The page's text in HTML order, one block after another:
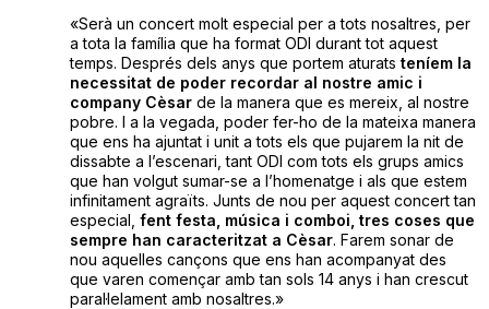
«Serà un concert molt especial per a tots nosaltres, per
a tota la família que ha format ODI durant tot aquest
temps. Després dels anys que portem aturats teníem la
necessitat de poder recordar al nostre amic i
company Cèsarde la manera que es mereix, al nostre
pobre. I a la vegada, poder fer-ho de la mateixa manera
que ens ha ajuntat i unit a tots els que pujarem la nit de
dissabte a l’escenari, tant ODI com tots els grups amics
que han volgut sumar-se a l’homenatge i als que estem
infinitament agraïts. Junts de nou per aquest concert tan
especial, fent festa, música i comboi, tres coses que
sempre han caracteritzat a Cèsar. Farem sonar de
nou aquelles cançons que ens han acompanyat des
que varen començar amb tan sols 14 anys i han crescut
paral·lelament amb nosaltres.»